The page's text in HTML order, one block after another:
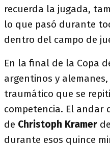
recuerda la jugada,
lo que pasó durante
dentro del campo de
En la final de la Copa
argentinos y
traumático que se
competencia. El andar
de Christoph Kramer
durante esos quince